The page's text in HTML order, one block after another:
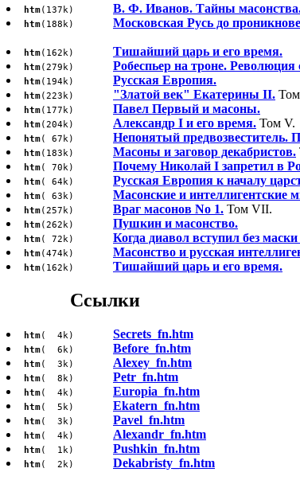
htm(137k) В. Ф. Иванов. Тайны
htm(188k) Московская Русь до
htm(162k) Тишайший царь и его время.
htm(279k) Робеспьер на троне.
htm(194k) Русская Европия.
htm(223k) "Златой век" Екатерины II.
htm(177k) Павел Первый и масоны.
htm(204k) Александр I и его время. Том V.
htm( 67k) Непонятый предвозвеститель.
htm(183k) Масоны и заговор декабристов.
htm( 70k) Почему Николай I запретил в
htm( 64k) Русская Европия к началу
htm( 63k) Масонские и интеллигентские
htm(257k) Враг масонов No 1. Том VII.
htm(262k) Пушкин и масонство.
htm( 72k) Когда диавол вступил без
htm(474k) Масонство и русская
htm(162k) Тишайший царь и его время.
Ссылки
htm( 4k) Secrets_fn.htm
htm( 6k) Before_fn.htm
htm( 3k) Alexey_fn.htm
htm( 8k) Petr_fn.htm
htm( 4k) Europia_fn.htm
htm( 5k) Ekatern_fn.htm
htm( 3k) Pavel_fn.htm
htm( 4k) Alexandr_fn.htm
htm( 1k) Pushkin_fn.htm
htm( 2k) Dekabristy_fn.htm